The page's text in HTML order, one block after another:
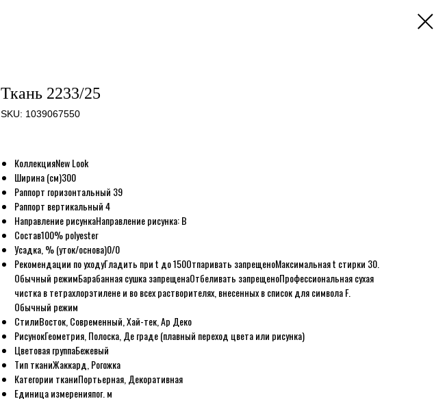
Ткань 2233/25
SKU: 1039067550
КоллекцияNew Look
Ширина (см)300
Раппорт горизонтальный 39
Раппорт вертикальный4
Направление рисункаНаправление рисунка: B
Состав100% polyester
Усадка, % (уток/основа)0/0
Рекомендации по уходуГладить при t до 150Отпаривать запрещеноМаксимальная t стирки 30.
Обычный режимБарабанная сушка запрещенаОтбеливать запрещеноПрофессиональная сухая
чистка в тетрахлорэтилене и во всех растворителях, внесенных в список для символа F.
Обычный режим
СтилиВосток, Современный, Хай-тек, Ар Деко
РисунокГеометрия, Полоска, Де граде (плавный переход цвета или рисунка)
Цветовая группаБежевый
Тип тканиЖаккард, Рогожка
Категории тканиПортьерная, Декоративная
Единица измеренияпог. м